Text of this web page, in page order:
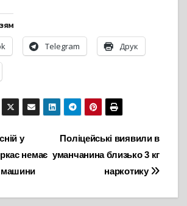
Telegram Друк
Поліцейські виявили в
уманчанина близько 3 кг
наркотику
у
немає
машини